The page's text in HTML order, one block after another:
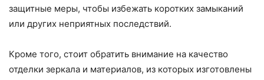
защитные меры, чтобы избежать коротких замыканий
или других неприятных последствий.
Кроме того, стоит обратить внимание на качество
отделки зеркала и материалов, из которых изготовлены